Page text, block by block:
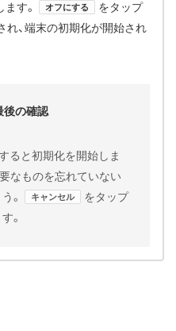
す。
オフにする
をタップ
れ、端末の初期化が開始され
後の確認
ると初期化を開始しま
なものを忘れていない
。
キャンセル
をタップ
。